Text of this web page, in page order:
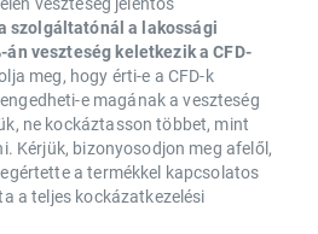
szolgáltatónál a lakossági
veszteség keletkezik a CFD-
meg, hogy érti-e a CFD-k
e magának a veszteség
ne kockáztasson többet, mint
Kérjük, bizonyosodjon meg afelől,
a termékkel kapcsolatos
a teljes kockázatkezelési